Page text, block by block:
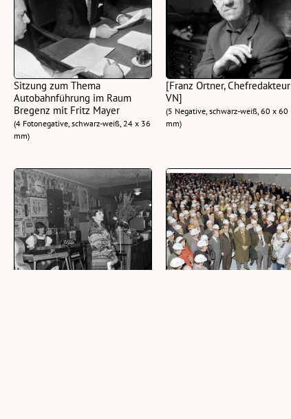
Sitzung zum Thema
Autobahnführung im Raum
Bregenz mit Fritz Mayer
(4 Fotonegative, schwarz-weiß, 24 x 36
mm)
[Franz Ortner, Chefredakteur
VN]
(5 Negative, schwarz-weiß, 60 x 60
mm)